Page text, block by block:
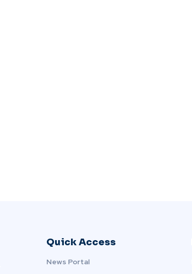
Quick Access
News Portal